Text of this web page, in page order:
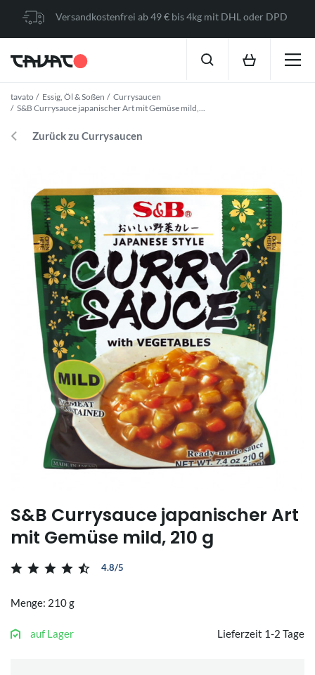
Versandkostenfrei ab 49 € bis 4kg mit DHL oder DPD
tavato Essig, Öl & Soßen
Currysaucen
S&B Currysauce japanischer Art mit Gemüse mild,...
Zurück zu Currysaucen
S&B Currysauce japanischer Art
mit Gemüse mild, 210 g
4.8/5
Menge: 210 g
auf Lager Lieferzeit 1-2 Tage